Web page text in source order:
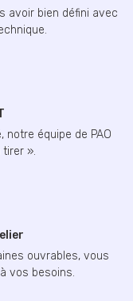
avoir bien défini avec
équipe de PAO
».
ouvrables, vous
vos besoins.